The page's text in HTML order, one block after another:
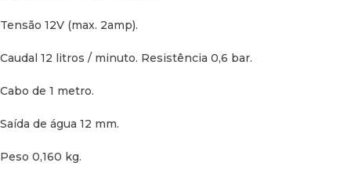
Tensão 12V (max. 2amp).
Caudal 12 litros / minuto. Resistência 0,6 bar.
Cabo de 1 metro.
Saída de água 12 mm.
Peso 0,160 kg.